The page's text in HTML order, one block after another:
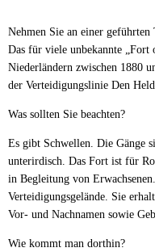
Nehmen Sie an einer
Das für viele unbekannte „Fort
Niederländern zwischen 1880
der Verteidigungslinie Den
Was sollten Sie beachten?
Es gibt Schwellen. Die Gänge
unterirdisch. Das Fort ist für
in Begleitung von
Verteidigungsgelände. Sie
Vor- und Nachnamen sowie
Wie kommt man dorthin?